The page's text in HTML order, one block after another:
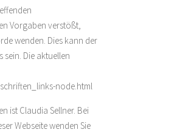
Vorgaben verstößt,
wenden. Dies kann der
Die aktuellen
node.html
ist Claudia Sellner. Bei
Webseite wenden Sie